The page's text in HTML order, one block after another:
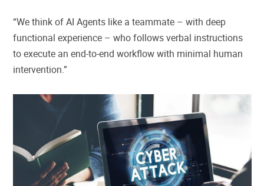
“We think of AI Agents like a teammate – with deep
functional experience – who follows verbal instructions
to execute an end-to-end workflow with minimal human
intervention.”